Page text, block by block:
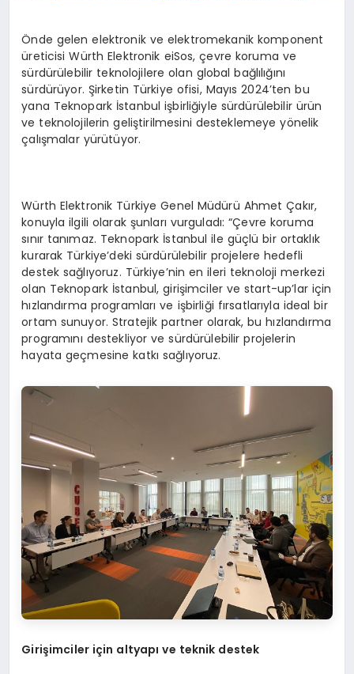
Önde gelen elektronik ve elektromekanik komponent
üreticisi Würth Elektronik eiSos, çevre koruma ve
sürdürülebilir teknolojilere olan global bağlılığını
sürdürüyor. Şirketin Türkiye ofisi, Mayıs 2024’ten bu
yana Teknopark İstanbul işbirliğiyle sürdürülebilir ürün
ve teknolojilerin geliştirilmesini desteklemeye yönelik
çalışmalar yürütüyor.
Würth Elektronik Türkiye Genel Müdürü Ahmet Çakır,
konuyla ilgili olarak şunları vurguladı: “Çevre koruma
sınır tanımaz. Teknopark İstanbul ile güçlü bir ortaklık
kurarak Türkiye’deki sürdürülebilir projelere hedefli
destek sağlıyoruz. Türkiye’nin en ileri teknoloji merkezi
olan Teknopark İstanbul, girişimciler ve start-up’lar için
hızlandırma programları ve işbirliği fırsatlarıyla ideal bir
ortam sunuyor. Stratejik partner olarak, bu hızlandırma
programını destekliyor ve sürdürülebilir projelerin
hayata geçmesine katkı sağlıyoruz.
Girişimciler için altyapı ve teknik destek